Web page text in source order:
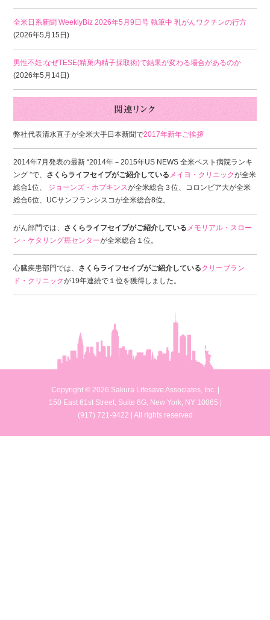
全米日系新聞 WeeklyBiz 2026年5月9日号 執筆中 乳がんワクチンの行方
(2026年5月15日)
男性不妊:なぜTESE(精巣内精子採取術)で結果が変わる場合があるのか
(2026年5月14日)
弊社代表清水直子が全米大手日本新聞で2017年新年ご挨拶
2014年7月発表の最新 “2014年－2015年US NEWS 全米ベスト病院ランキ
ング ”で、 さくらライフセイブがご紹介している メイヨ・クリニックが全米
総合1位、 ジョーンズ・ホプキンスが全米総合３位、コロンビア大が全米
総合6位、UCサンフランシスコが全米総合8位。
がん部門では、 さくらライフセイブがご紹介している メモリアル・スロー
ン・ケタリング癌センターが全米総合１位。
心臓疾患部門では、 さくらライフセイブがご紹介しているクリーブラン
ド・クリニックが19年連続で１位を獲得しました。
Copyright © 2026 Sakura Lifesave Associates, Inc. |
150 East 61st Street, Suite 6G, New York, NY 10065 |
(917) 721-9422 | All rights reserved